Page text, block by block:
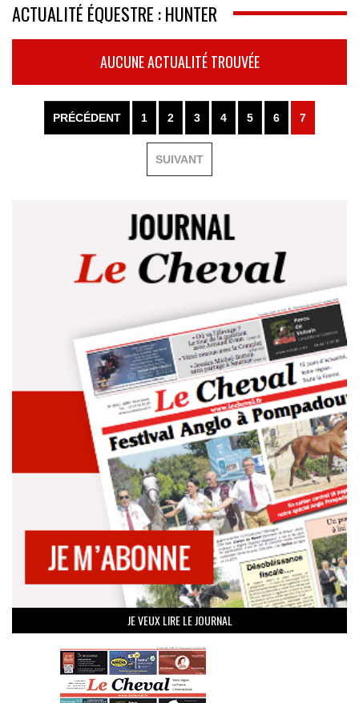
ACTUALITÉ ÉQUESTRE : HUNTER
AUCUNE ACTUALITÉ TROUVÉE
PRÉCÉDENT 1 2 3 4 5 6 7
SUIVANT
JE VEUX LIRE LE JOURNAL